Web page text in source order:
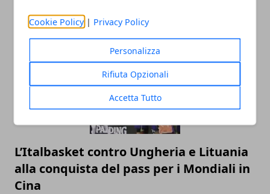
Cookie Policy | Privacy Policy
Personalizza
Rifiuta Opzionali
Accetta Tutto
ARTICOLI CORRELATI
L’Italbasket contro Ungheria e Lituania
alla conquista del pass per i Mondiali in
Cina